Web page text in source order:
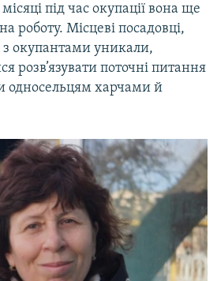
під час окупації вона ще
роботу. Місцеві посадовці,
з окупантами уникали,
розв’язувати поточні питання
односельцям харчами й